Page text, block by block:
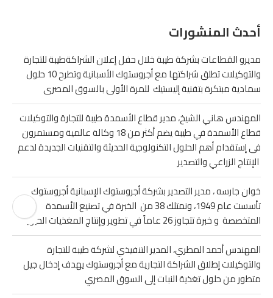
أحدث المنشورات
مديرو القطاعات بشركة طيبة خلال حفل إعلان الشراكةطيبة للتجارة
والتوكيلات تطلق شراكتها مع أجروستوك الأسبانية وتطرح 10 حلول
سمادية مبتكرة بتفنية إليستيك للمرة الأولى بالسوق المصرى
المهندس هاني الشيخ، مدير قطاع الأسمدة طيبة للتجارة والتوكيلات
قطاع الأسمدة في طيبة يضم أكثر من 18 وكالة عالمية ومستمرون
فى إستقدام أهم الحلول التكنولوجية الحديثة والتقنيات الجديدة لدعم
الإنتاج الزراعي والتصدير
خوان جارسه ، مدير التصدير بشركة أجروستوك الإسبانية أجروستوك
تأسست عام 1949، ونمتلك 38 من الخبرة في تصنيع الأسمدة
المتخصصة و خبرة تتجاوز 26 عاماً في تطوير وإنتاج المغذيات الحيوية
المهندس أحمد المطري، المدير التنفيذي لشركة طيبة للتجارة
والتوكيلات إطلاق الشراكة التجارية مع أجروستوك يهدف إدخال جيل
متطور من حلول تغذية النبات إلى السوق المصري